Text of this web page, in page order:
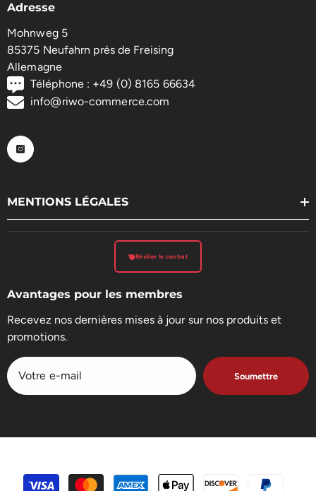
Adresse
Mohnweg 5
85375 Neufahrn près de Freising
Allemagne
Téléphone : +49 (0) 8165 66634
info@riwo-commerce.com
MENTIONS LÉGALES
Résilier le contrat
Avantages pour les membres
Recevez nos dernières mises à jour sur nos produits et
promotions.
Soumettre
Méthodes